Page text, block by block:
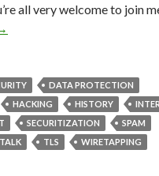
all very welcome to join
Join me for my public Ph.D.
DATA PROTECTION
HACKING HISTORY
SECURITIZATION
SPAM
TALK TLS WIRETAPPING